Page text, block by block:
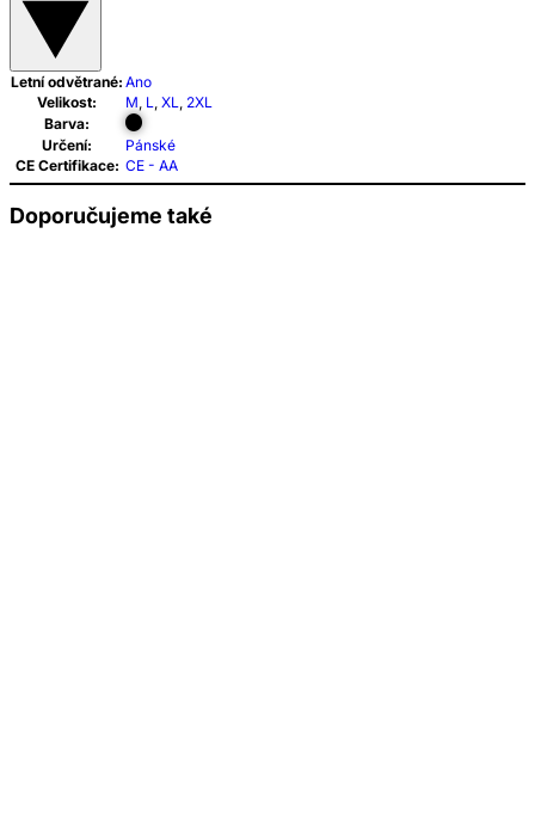
Letní odvětrané: Ano
Velikost:
M, L, XL, 2XL
Barva:
Určení:
Pánské
CE Certifikace: CE - AA
Doporučujeme také